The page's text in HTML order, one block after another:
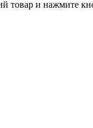
товар и нажмите